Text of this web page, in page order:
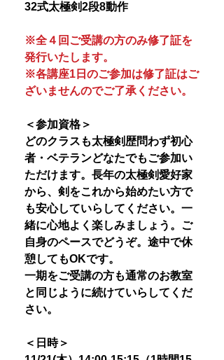
32式太極剣2段8動作
※全４回ご受講の方のみ修了証を
発行いたします。
※各講座1日のご参加は修了証はご
ざいませんのでご了承ください。
＜参加資格＞
どのクラスも太極剣歴問わず初心
者・ベテランどなたでもご参加い
ただけます。長年の太極剣愛好家
から、剣をこれから始めたい方で
も安心していらしてください。一
緒に心地よく楽しみましょう。ご
自身のペースでどうぞ。途中で休
憩してもOKです。
一期をご受講の方も通常のお教室
と同じように続けていらしてくだ
さい。
＜日時＞